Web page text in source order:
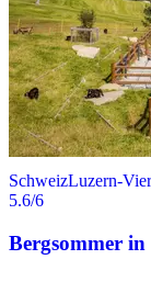
SchweizLuzern-
5.6/6
Bergsommer in